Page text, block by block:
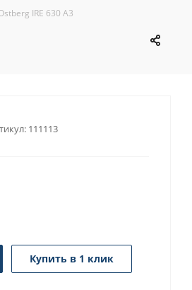
IRE 630 A3
111113
Купить в 1 клик